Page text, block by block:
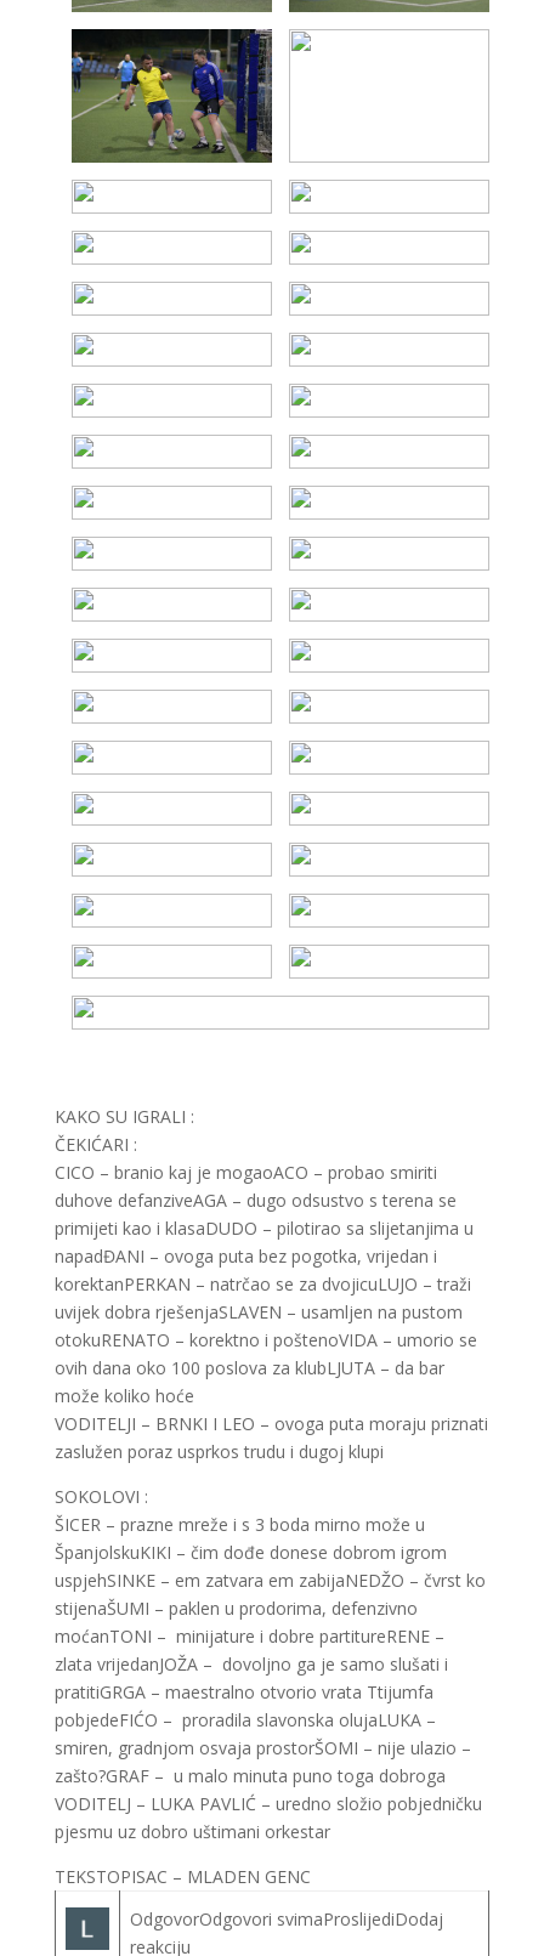
KAKO SU IGRALI :
ČEKIĆARI :
CICO – branio kaj je mogaoACO – probao smiriti
duhove defanziveAGA – dugo odsustvo s terena se
primijeti kao i klasaDUDO – pilotirao sa slijetanjima u
napadĐANI – ovoga puta bez pogotka, vrijedan i
korektanPERKAN – natrčao se za dvojicuLUJO – traži
uvijek dobra rješenjaSLAVEN – usamljen na pustom
otokuRENATO – korektno i poštenoVIDA – umorio se
ovih dana oko 100 poslova za klubLJUTA – da bar
može koliko hoće
VODITELJI – BRNKI I LEO – ovoga puta moraju priznati
zaslužen poraz usprkos trudu i dugoj klupi
SOKOLOVI :
ŠICER – prazne mreže i s 3 boda mirno može u
ŠpanjolskuKIKI – čim dođe donese dobrom igrom
uspjehSINKE – em zatvara em zabijaNEDŽO – čvrst ko
stijenaŠUMI – paklen u prodorima, defenzivno
moćanTONI – minijature i dobre partitureRENE –
zlata vrijedanJOŽA – dovoljno ga je samo slušati i
pratitiGRGA – maestralno otvorio vrata Ttijumfa
pobjedeFIĆO – proradila slavonska olujaLUKA –
smiren, gradnjom osvaja prostorŠOMI – nije ulazio –
zašto?GRAF – u malo minuta puno toga dobroga
VODITELJ – LUKA PAVLIĆ – uredno složio pobjedničku
pjesmu uz dobro uštimani orkestar
TEKSTOPISAC – MLADEN GENC
OdgovorOdgovori svimaProslijediDodaj
reakciju